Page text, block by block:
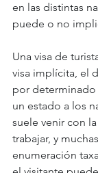
en las distintas
puede o no
Una visa de
visa implícita, el
por
un estado a los
suele venir con
trabajar, y
enumeración